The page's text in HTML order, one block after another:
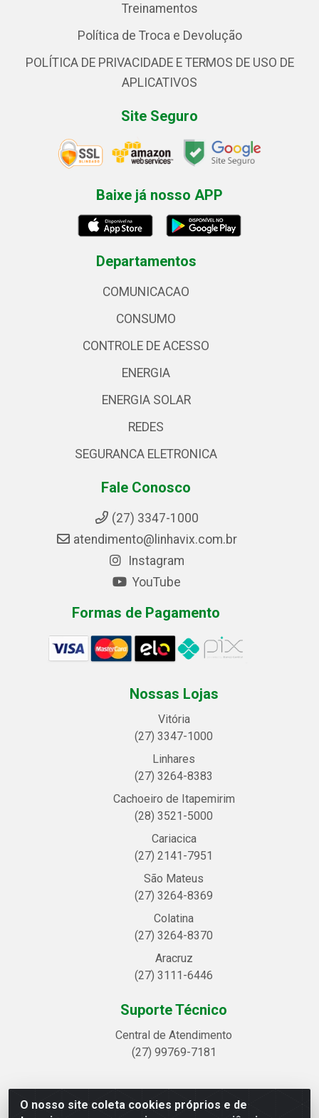
O nosso site coleta cookies próprios e de
Treinamentos
Política de Troca e Devolução
POLÍTICA DE PRIVACIDADE E TERMOS DE USO DE
APLICATIVOS
Site Seguro
Baixe já nosso APP
Departamentos
COMUNICACAO
CONSUMO
CONTROLE DE ACESSO
ENERGIA
ENERGIA SOLAR
REDES
SEGURANCA ELETRONICA
Fale Conosco
(27) 3347-1000
atendimento@linhavix.com.br
Instagram
YouTube
Formas de Pagamento
Nossas Lojas
Vitória
(27) 3347-1000
Linhares
(27) 3264-8383
Cachoeiro de Itapemirim
(28) 3521-5000
Cariacica
(27) 2141-7951
São Mateus
(27) 3264-8369
Colatina
(27) 3264-8370
Aracruz
(27) 3111-6446
Suporte Técnico
Central de Atendimento
(27) 99769-7181
Linhavix Distribuidora LTDA - Avenida Alegre, 2521 -